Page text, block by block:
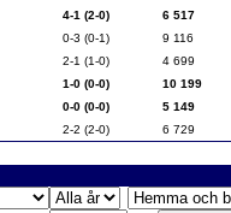
4-1 (2-0)
6 517
0-3 (0-1)
9 116
2-1 (1-0)
4 699
1-0 (0-0)
10 199
0-0 (0-0)
5 149
2-2 (2-0) 6 729